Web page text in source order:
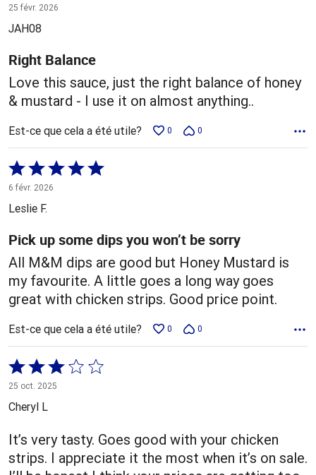
5 sur
5
25 févr. 2026
JAH08
Right Balance
Love this sauce, just the right balance of honey
& mustard - I use it on almost anything..
Est-ce que cela a été utile? 0 0
Coté
5 sur
5
6 févr. 2026
Leslie F.
Pick up some dips you won’t be sorry
All M&M dips are good but Honey Mustard is
my favourite. A little goes a long way goes
great with chicken strips. Good price point.
Est-ce que cela a été utile? 0 0
Coté
3 sur
5
25 oct. 2025
Cheryl L
It’s very tasty. Goes good with your chicken
strips. I appreciate it the most when it’s on sale.